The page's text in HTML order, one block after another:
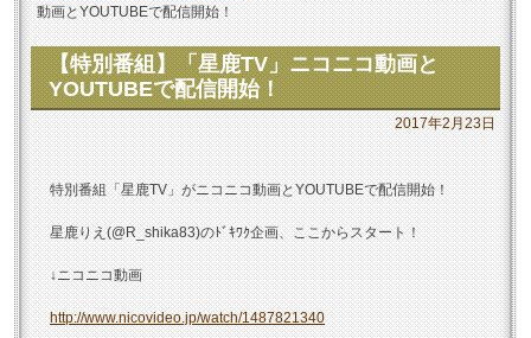
動画とYOUTUBEで配信開始！
【特別番組】「星鹿TV」ニコニコ動画と
YOUTUBEで配信開始！
2017年2月23日
特別番組「星鹿TV」がニコニコ動画とYOUTUBEで配信開始！
星鹿りえ(@R_shika83)のﾄﾞｷﾜｸ企画、ここからスタート！
↓ニコニコ動画
http://www.nicovideo.jp/watch/1487821340